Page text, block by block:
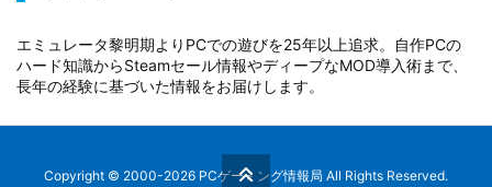
エミュレータ黎明期よりPCでの遊びを25年以上追求。自作PCの
ハード知識からSteamセール情報やディープなMOD導入術まで、
長年の経験に基づいた情報をお届けします。
Copyright © 2000-2026 PCゲーミング情報局 All Rights Reserved.